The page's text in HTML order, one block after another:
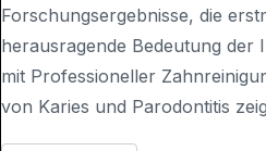
Forschungsergebnisse, die
herausragende Bedeutung der
mit Professioneller
von Karies und Parodontitis